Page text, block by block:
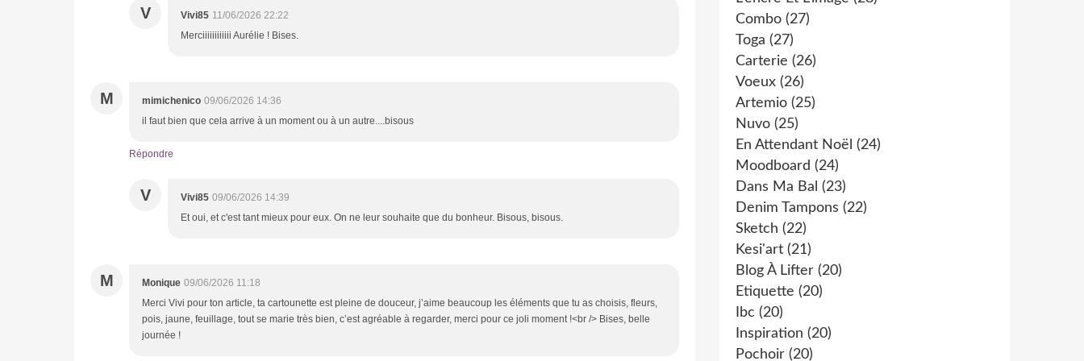
V Vivi85 11/06/2026 22:22
Merciiiiiiiiiiii Aurélie ! Bises.
M mimichenico 09/06/2026 14:36
il faut bien que cela arrive à un moment ou à un autre....bisous
Répondre
V Vivi85 09/06/2026 14:39
Et oui, et c'est tant mieux pour eux. On ne leur souhaite que du bonheur. Bisous, bisous.
M Monique 09/06/2026 11:18
Merci Vivi pour ton article, ta cartounette est pleine de douceur, j’aime beaucoup les éléments que tu as choisis, fleurs,
pois, jaune, feuillage, tout se marie très bien, c’est agréable à regarder, merci pour ce joli moment !<br /> Bises, belle
journée !
Combo (27)
Toga (27)
Carterie (26)
Voeux (26)
Artemio (25)
Nuvo (25)
En Attendant Noël (24)
Moodboard (24)
Dans Ma Bal (23)
Denim Tampons (22)
Sketch (22)
Kesi'art (21)
Blog À Lifter (20)
Etiquette (20)
Ibc (20)
Inspiration (20)
Pochoir (20)